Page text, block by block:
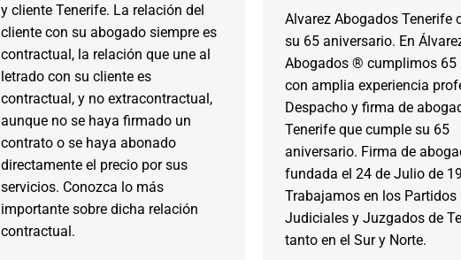
y cliente Tenerife. La relación del
cliente con su abogado siempre es
contractual, la relación que une al
letrado con su cliente es
contractual, y no extracontractual,
aunque no se haya firmado un
contrato o se haya abonado
directamente el precio por sus
servicios. Conozca lo más
importante sobre dicha relación
contractual.
Alvarez Abogados Tenerife
su 65 aniversario. En
Abogados ® cumplimos 65
con amplia experiencia
Despacho y firma de
Tenerife que cumple su 65
aniversario. Firma de
fundada el 24 de Julio de
Trabajamos en los Partidos
Judiciales y Juzgados de
tanto en el Sur y Norte.